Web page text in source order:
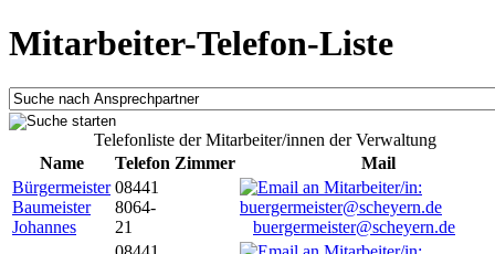
Mitarbeiter-Telefon-Liste
Telefonliste der Mitarbeiter/innen der Verwaltung
Name
Telefon Zimmer
Mail
Bürgermeister
Baumeister
Johannes
08441
8064-
21
buergermeister@scheyern.de